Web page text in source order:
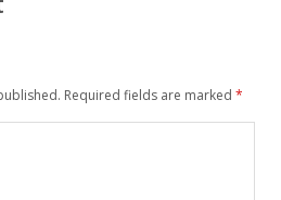
Required fields are marked *